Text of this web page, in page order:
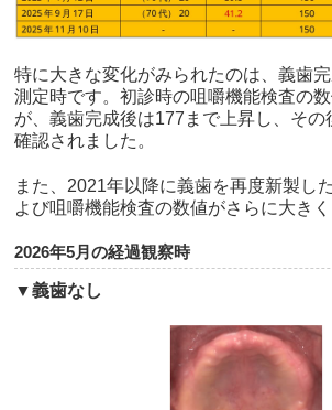
特に大きな変化がみられたのは、義歯
測定時です。初診時の咀嚼機能検査の
が、義歯完成後は177まで上昇し、その
確認されました。
また、2021年以降に義歯を再度新製し
よび咀嚼機能検査の数値がさらに大きく
2026年5月の経過観察時
▼義歯なし